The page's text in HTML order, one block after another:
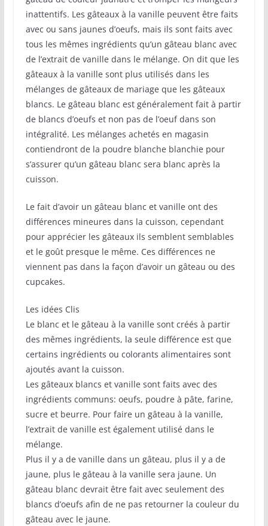
inattentifs. Les gâteaux à la vanille peuvent être faits
avec ou sans jaunes d’oeufs, mais ils sont faits avec
tous les mêmes ingrédients qu’un gâteau blanc avec
de l’extrait de vanille dans le mélange. On dit que les
gâteaux à la vanille sont plus utilisés dans les
mélanges de gâteaux de mariage que les gâteaux
blancs. Le gâteau blanc est généralement fait à partir
de blancs d’oeufs et non pas de l’oeuf dans son
intégralité. Les mélanges achetés en magasin
contiendront de la poudre blanche blanchie pour
s’assurer qu’un gâteau blanc sera blanc après la
cuisson.
Le fait d’avoir un gâteau blanc et vanille ont des
différences mineures dans la cuisson, cependant
pour apprécier les gâteaux ils semblent semblables
et le goût presque le même. Ces différences ne
viennent pas dans la façon d’avoir un gâteau ou des
cupcakes.
Les idées Clis
Le blanc et le gâteau à la vanille sont créés à partir
des mêmes ingrédients, la seule différence est que
certains ingrédients ou colorants alimentaires sont
ajoutés avant la cuisson.
Les gâteaux blancs et vanille sont faits avec des
ingrédients communs: oeufs, poudre à pâte, farine,
sucre et beurre. Pour faire un gâteau à la vanille,
l’extrait de vanille est également utilisé dans le
mélange.
Plus il y a de vanille dans un gâteau, plus il y a de
jaune, plus le gâteau à la vanille sera jaune. Un
gâteau blanc devrait être fait avec seulement des
blancs d’oeufs afin de ne pas retourner la couleur du
gâteau avec le jaune.